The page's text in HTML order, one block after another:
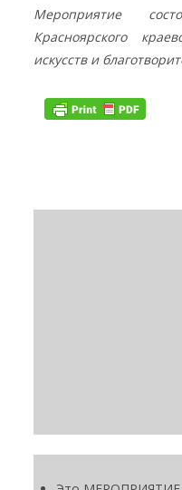
Мероприятие
Красноярского
искусств и